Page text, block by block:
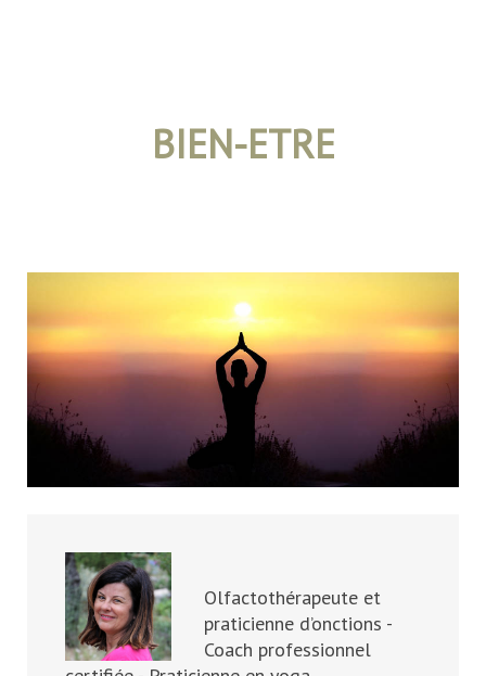
BIEN-ETRE
Olfactothérapeute et
praticienne d’onctions -
Coach professionnel